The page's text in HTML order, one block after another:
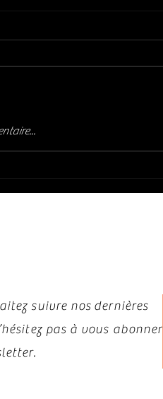
: CAVIOLA
suivre nos dernières
pas à vous abonner